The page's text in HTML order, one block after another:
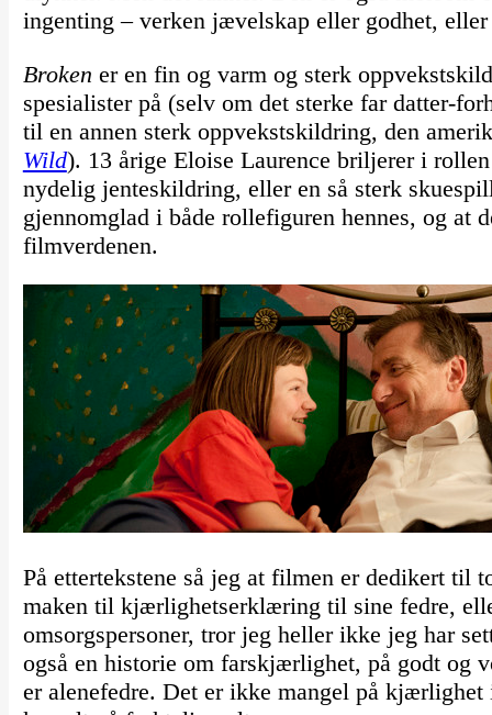
ingenting – verken jævelskap eller godhet,
Broken er en fin og varm og sterk
spesialister på (selv om det sterke far datter-
til en annen sterk oppvekstskildring, den
Wild). 13 årige Eloise Laurence briljerer i
nydelig jenteskildring, eller en så sterk
gjennomglad i både rollefiguren hennes, og at
filmverdenen.
På ettertekstene så jeg at filmen er dedikert til
maken til kjærlighetserklæring til sine fedre,
omsorgspersoner, tror jeg heller ikke jeg har
også en historie om farskjærlighet, på godt og
er alenefedre. Det er ikke mangel på